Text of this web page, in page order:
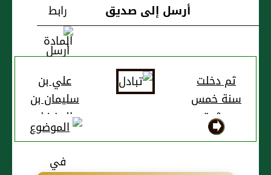
أرسل إلى صديق
ثم دخلت
سنة خمس
عشرة
وثلاثمائة
علي بن
سليمان بن
المفضل